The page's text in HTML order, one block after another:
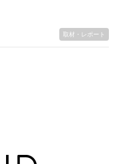
取材・レポート